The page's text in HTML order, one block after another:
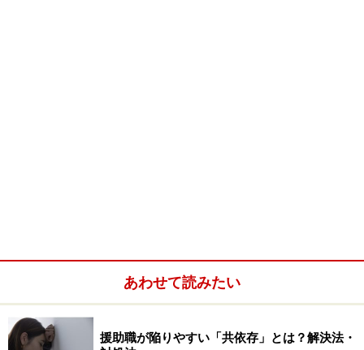
です。
す!
あわせて読みたい
援助職が陥りやすい「共依存」とは？解決法・